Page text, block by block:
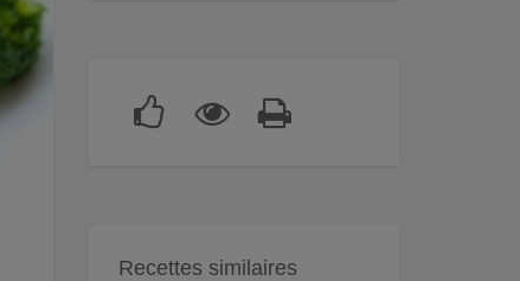
Recettes similaires